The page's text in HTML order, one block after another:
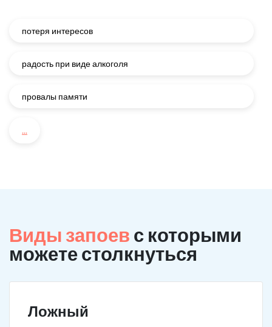
потеря интересов
радость при виде алкоголя
провалы памяти
...
Виды запоев с которыми
можете столкнуться
Ложный